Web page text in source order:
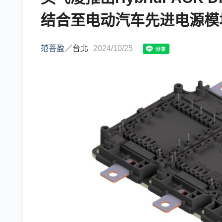
结合至电动汽车先进电源
范菩盈 ／台北 2024/10/25